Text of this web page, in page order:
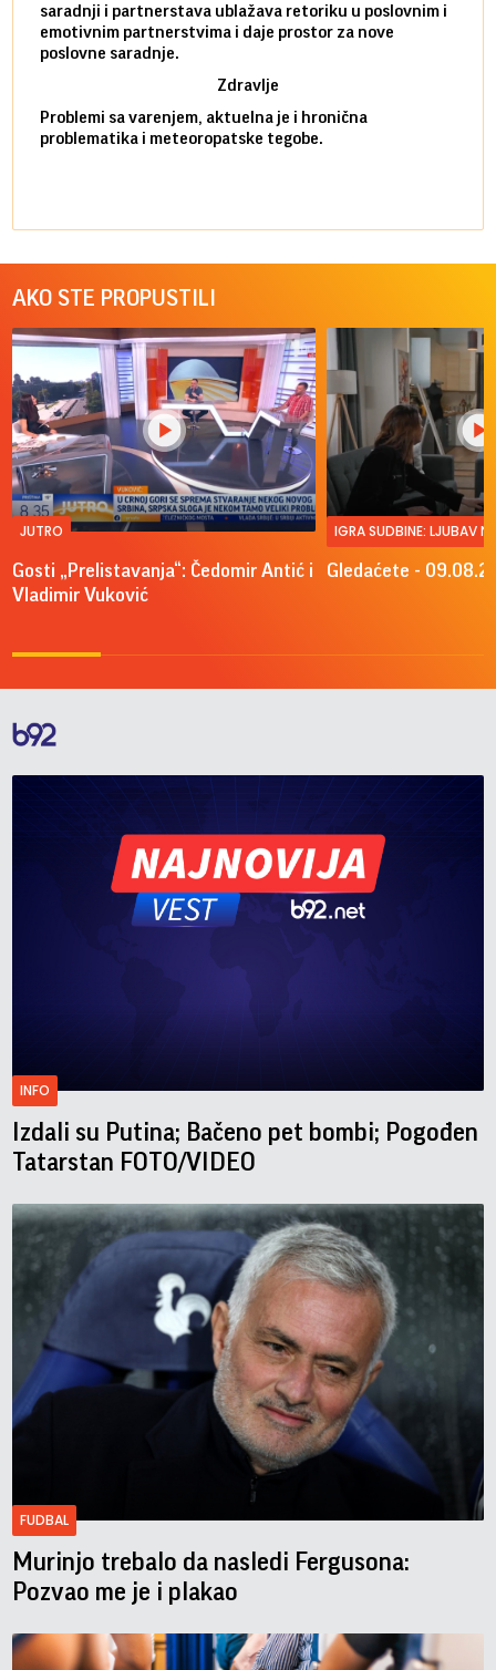
saradnji i partnerstava ublažava retoriku u poslovnim i
emotivnim partnerstvima i daje prostor za nove
poslovne saradnje.
Zdravlje
Problemi sa varenjem, aktuelna je i hronična
problematika i meteoropatske tegobe.
AKO STE PROPUSTILI
JUTRO
Gosti „Prelistavanja“: Čedomir Antić i
Vladimir Vuković
IGRA SUDBINE: LJUBAV
Gledaćete -
INFO
Izdali su Putina; Bačeno pet bombi; Pogođen
Tatarstan FOTO/VIDEO
FUDBAL
Murinjo trebalo da nasledi Fergusona:
Pozvao me je i plakao